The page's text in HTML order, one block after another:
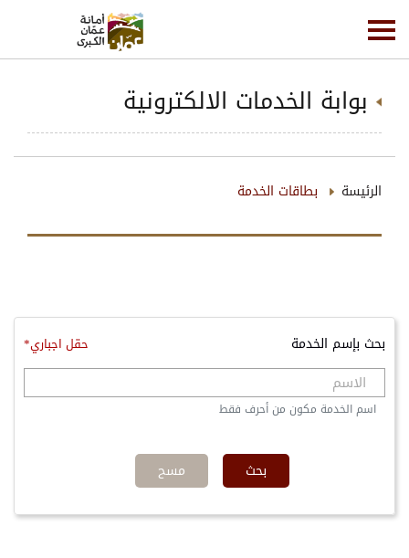
بوابة الخدمات الالكترونية
الرئيسة بطاقات الخدمة
بحث بإسم الخدمة حقل اجباري*
اسم الخدمة مكون من أحرف فقط
بحث مسح